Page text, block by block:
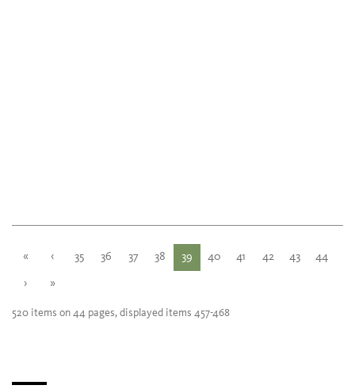
« ‹ 35 36 37 38 39 40 41 42 43 44
› »
520 items on 44 pages, displayed items 457-468